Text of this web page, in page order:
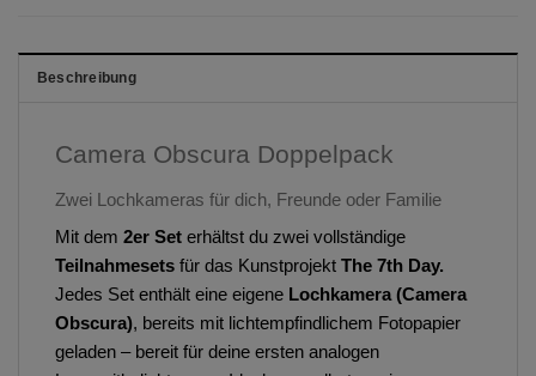
Beschreibung
Camera Obscura Doppelpack
Zwei Lochkameras für dich, Freunde oder Familie
Mit dem 2er Set erhältst du zwei vollständige
Teilnahmesets für das Kunstprojekt The 7th Day.
Jedes Set enthält eine eigene Lochkamera (Camera
Obscura), bereits mit lichtempfindlichem Fotopapier
geladen – bereit für deine ersten analogen